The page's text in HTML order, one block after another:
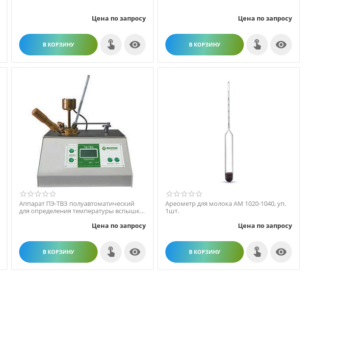
Цена по запросу
В КОРЗИНУ 
Цена по запросу
В КОРЗИНУ 
Аппарат ПЭ-ТВЗ полуавтоматический
для определения температуры вспышки
Цена по запросу
В КОРЗИНУ 
Ареометр для молока АМ 1020-1040, уп.
1шт.
Цена по запросу
В КОРЗИНУ 